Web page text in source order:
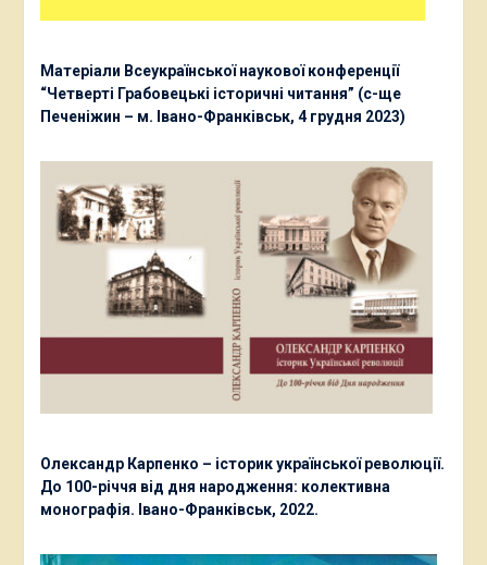
Матеріали Всеукраїнської наукової конференції
“Четверті Грабовецькі історичні читання” (с-ще
Печеніжин – м. Івано-Франківськ, 4 грудня 2023)
Олександр Карпенко – історик української революції.
До 100-річчя від дня народження: колективна
монографія. Івано-Франківськ, 2022.